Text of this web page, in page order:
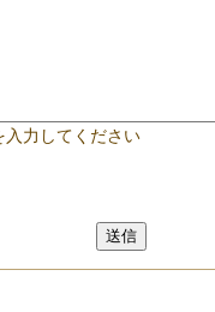
入力してください